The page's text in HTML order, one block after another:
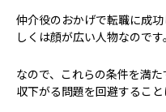
仲介役のおかげで転職に成
しくは顔が広い人物なのです。
なので、これらの条件を満
収下がる問題を回避すること